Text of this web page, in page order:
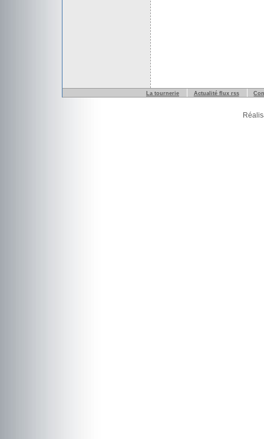
La tournerie Actualité flux rss